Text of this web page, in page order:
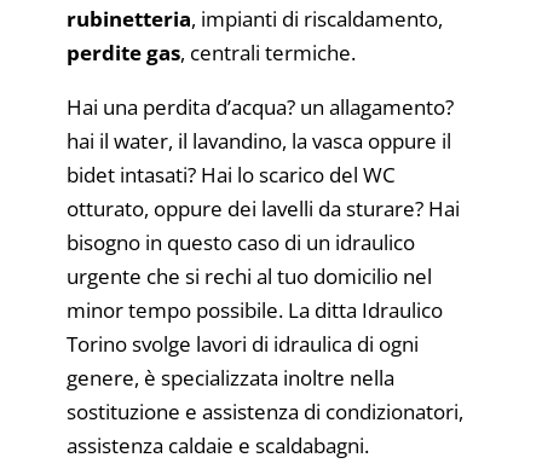
rubinetteria, impianti di riscaldamento,
perdite gas, centrali termiche.
Hai una perdita d’acqua? un allagamento?
hai il water, il lavandino, la vasca oppure il
bidet intasati? Hai lo scarico del WC
otturato, oppure dei lavelli da sturare? Hai
bisogno in questo caso di un idraulico
urgente che si rechi al tuo domicilio nel
minor tempo possibile. La ditta Idraulico
Torino svolge lavori di idraulica di ogni
genere, è specializzata inoltre nella
sostituzione e assistenza di condizionatori,
assistenza caldaie e scaldabagni.